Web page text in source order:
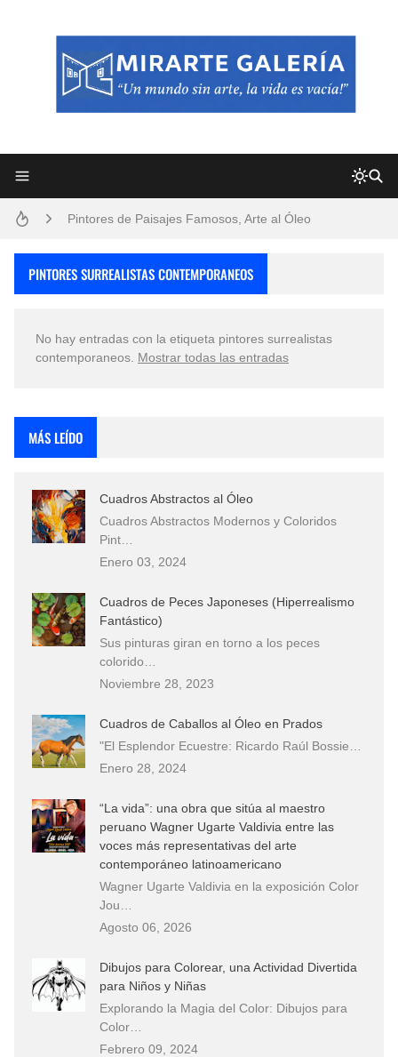
Pintores de Paisajes Famosos, Arte al Óleo
Que significan los cuadros de negras africanas?
El mundo del arte en pintura surrealista
PINTORES SURREALISTAS CONTEMPORANEOS
No hay entradas con la etiqueta pintores surrealistas
contemporaneos Mostrar todas las entradas
MÁS LEÍDO
Cuadros Abstractos al Óleo
Cuadros Abstractos Modernos y Coloridos
Pint…
Enero 03, 2024
Cuadros de Peces Japoneses (Hiperrealismo
Fantástico)
Sus pinturas giran en torno a los peces
colorido…
Noviembre 28, 2023
Cuadros de Caballos al Óleo en Prados
"El Esplendor Ecuestre: Ricardo Raúl Bossie…
Enero 28, 2024
“La vida”: una obra que sitúa al maestro
peruano Wagner Ugarte Valdivia entre las
voces más representativas del arte
contemporáneo latinoamericano
Wagner Ugarte Valdivia en la exposición Color
Jou…
Agosto 06, 2026
Dibujos para Colorear, una Actividad Divertida
para Niños y Niñas
Explorando la Magia del Color: Dibujos para
Color…
Febrero 09, 2024